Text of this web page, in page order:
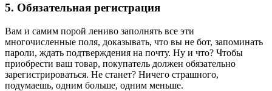
5. Обязательная регистрация
Вам и самим порой лениво заполнять все эти
многочисленные поля, доказывать, что вы не бот, запоминать
пароли, ждать подтверждения на почту. Ну и что? Чтобы
приобрести ваш товар, покупатель должен обязательно
зарегистрироваться. Не станет? Ничего страшного,
подумаешь, одним больше, одним меньше.